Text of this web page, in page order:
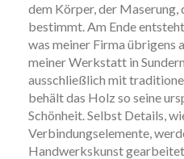
dem Körper, der Maserung,
bestimmt. Am Ende
was meiner Firma übrigens
meiner Werkstatt in
ausschließlich mit
behält das Holz so seine
Schönheit. Selbst Details,
Verbindungselemente,
Handwerkskunst